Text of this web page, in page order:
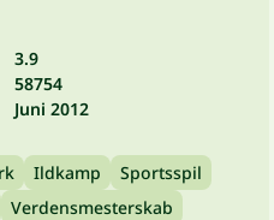
3.9
58754
Juni 2012
Ildkamp
Sportsspil
Verdensmesterskab